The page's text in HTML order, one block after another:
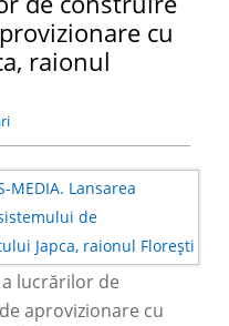
cu
raionul
lucrărilor de
aprovizionare cu